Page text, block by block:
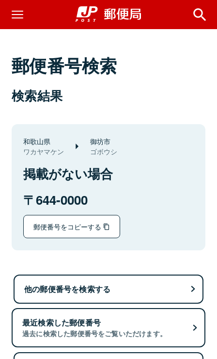
郵便番号検索
検索結果
和歌山県
ワカヤマケン
御坊市
ゴボウシ
掲載がない場合
644-0000
郵便番号をコピーする
他の郵便番号を検索する
最近検索した郵便番号
過去に検索した郵便番号をご覧いただけます。